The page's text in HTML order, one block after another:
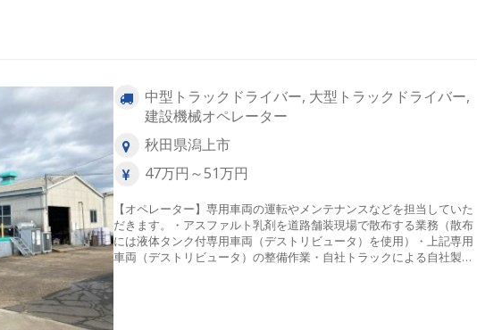
中型トラックドライバー, 大型トラックドライバー,
建設機械オペレーター
秋田県潟上市
47万円～51万円
【オペレーター】専用車両の運転やメンテナンスなどを担当していた
だきます。・アスファルト乳剤を道路舗装現場で散布する業務（散布
には液体タンク付専用車両（デストリビュータ）を使用）・上記専用
車両（デストリビュータ）の整備作業・自社トラックによる自社製品
の配達[配送エリア]主に秋田県 その他、隣接県（岩手県、
青森県など）への応援があります。[配送件数]1日1～2件■1日の流れ営
業所に出勤 ↓車両点検・アスファルト乳剤積込 ↓道路舗装現場
に移動・現場待機 ↓現場でアスファルト乳剤散布 ↓お昼 ↓